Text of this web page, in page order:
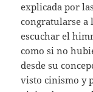
explicada por
congratularse a
escuchar el
como si no
desde su
visto cinismo y